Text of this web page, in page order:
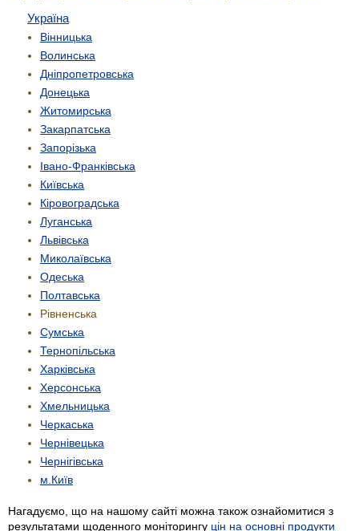
Україна
Вінницька
Волинська
Дніпропетровська
Донецька
Житомирська
Закарпатська
Запорізька
Івано-Франківська
Київська
Кіровоградська
Луганська
Львівська
Миколаївська
Одеська
Полтавська
Рівненська
Сумська
Тернопільська
Харківська
Херсонська
Хмельницька
Черкаська
Чернівецька
Чернігівська
м.Київ
Нагадуємо, що на нашому сайті можна також ознайомитися з
результатами щоденного моніторингу цін на основні продукти